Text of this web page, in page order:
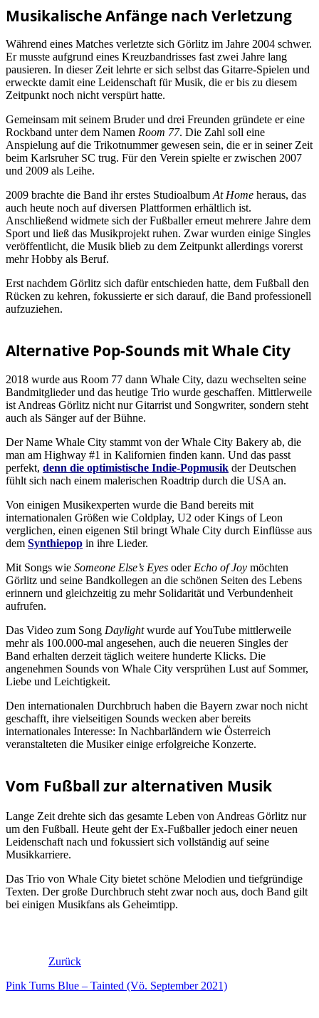
Musikalische Anfänge nach Verletzung
Während eines Matches verletzte sich Görlitz im Jahre 2004 schwer.
Er musste aufgrund eines Kreuzbandrisses fast zwei Jahre lang
pausieren. In dieser Zeit lehrte er sich selbst das Gitarre-Spielen und
erweckte damit eine Leidenschaft für Musik, die er bis zu diesem
Zeitpunkt noch nicht verspürt hatte.
Gemeinsam mit seinem Bruder und drei Freunden gründete er eine
Rockband unter dem Namen Room 77. Die Zahl soll eine
Anspielung auf die Trikotnummer gewesen sein, die er in seiner Zeit
beim Karlsruher SC trug. Für den Verein spielte er zwischen 2007
und 2009 als Leihe.
2009 brachte die Band ihr erstes Studioalbum At Home heraus, das
auch heute noch auf diversen Plattformen erhältlich ist.
Anschließend widmete sich der Fußballer erneut mehrere Jahre dem
Sport und ließ das Musikprojekt ruhen. Zwar wurden einige Singles
veröffentlicht, die Musik blieb zu dem Zeitpunkt allerdings vorerst
mehr Hobby als Beruf.
Erst nachdem Görlitz sich dafür entschieden hatte, dem Fußball den
Rücken zu kehren, fokussierte er sich darauf, die Band professionell
aufzuziehen.
Alternative Pop-Sounds mit Whale City
2018 wurde aus Room 77 dann Whale City, dazu wechselten seine
Bandmitglieder und das heutige Trio wurde geschaffen. Mittlerweile
ist Andreas Görlitz nicht nur Gitarrist und Songwriter, sondern steht
auch als Sänger auf der Bühne.
Der Name Whale City stammt von der Whale City Bakery ab, die
man am Highway #1 in Kalifornien finden kann. Und das passt
perfekt, denn die optimistische Indie-Popmusik der Deutschen
fühlt sich nach einem malerischen Roadtrip durch die USA an.
Von einigen Musikexperten wurde die Band bereits mit
internationalen Größen wie Coldplay, U2 oder Kings of Leon
verglichen, einen eigenen Stil bringt Whale City durch Einflüsse aus
dem Synthiepop in ihre Lieder.
Mit Songs wie Someone Else’s Eyes oder Echo of Joy möchten
Görlitz und seine Bandkollegen an die schönen Seiten des Lebens
erinnern und gleichzeitig zu mehr Solidarität und Verbundenheit
aufrufen.
Das Video zum Song Daylightwurde auf YouTube mittlerweile
mehr als 100.000-mal angesehen, auch die neueren Singles der
Band erhalten derzeit täglich weitere hunderte Klicks. Die
angenehmen Sounds von Whale City versprühen Lust auf Sommer,
Liebe und Leichtigkeit.
Den internationalen Durchbruch haben die Bayern zwar noch nicht
geschafft, ihre vielseitigen Sounds wecken aber bereits
internationales Interesse: In Nachbarländern wie Österreich
veranstalteten die Musiker einige erfolgreiche Konzerte.
Vom Fußball zur alternativen Musik
Lange Zeit drehte sich das gesamte Leben von Andreas Görlitz nur
um den Fußball. Heute geht der Ex-Fußballer jedoch einer neuen
Leidenschaft nach und fokussiert sich vollständig auf seine
Musikkarriere.
Das Trio von Whale City bietet schöne Melodien und tiefgründige
Texten. Der große Durchbruch steht zwar noch aus, doch Band gilt
bei einigen Musikfans als Geheimtipp.
Zurück
Pink Turns Blue – Tainted (Vö. September 2021)